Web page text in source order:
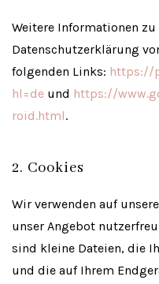
Weitere Informationen zu
Datenschutzerklärung
folgenden Links: https://
hl=de und https://
roid.html.
2. Cookies
Wir verwenden auf
unser Angebot
sind kleine Dateien, die
und die auf Ihrem